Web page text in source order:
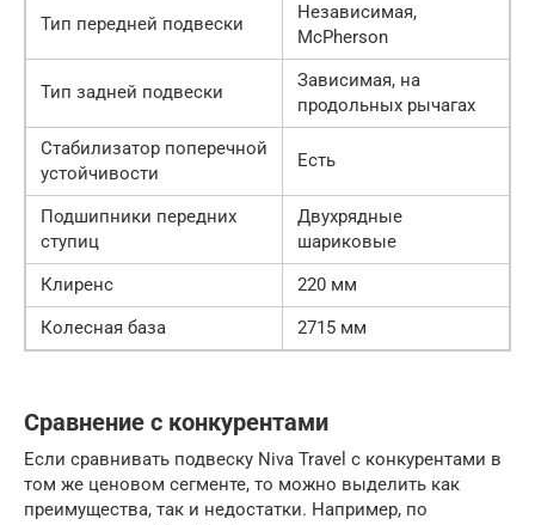
Тип передней подвески
Независимая,
McPherson
Тип задней подвески
Зависимая, на
продольных рычагах
Стабилизатор поперечной
устойчивости
Есть
Подшипники передних
ступиц
Двухрядные
шариковые
Клиренс
220 мм
Колесная база
2715 мм
Сравнение с конкурентами
Если сравнивать подвеску Niva Travel с конкурентами в
том же ценовом сегменте, то можно выделить как
преимущества, так и недостатки. Например, по